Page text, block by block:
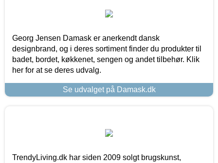
Georg Jensen Damask er anerkendt dansk
designbrand, og i deres sortiment finder du produkter til
badet, bordet, køkkenet, sengen og andet tilbehør. Klik
her for at se deres udvalg.
Se udvalget på Damask.dk
TrendyLiving.dk har siden 2009 solgt brugskunst,